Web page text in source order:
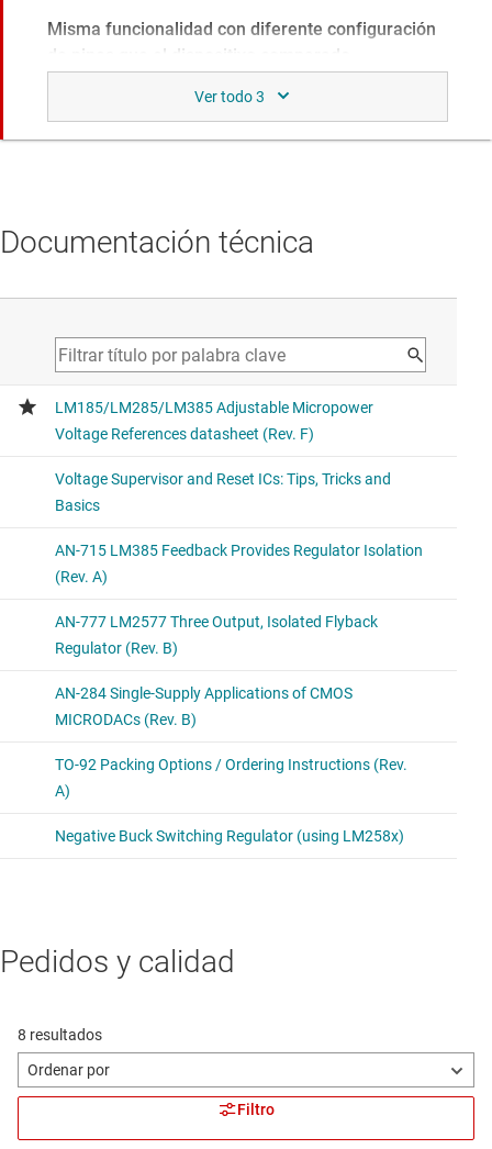
Misma funcionalidad con diferente configuración
de pines que el dispositivo comparado
Regulador de derivación de precisión ajustable, de baja
Documentación técnica
Pedidos y calidad